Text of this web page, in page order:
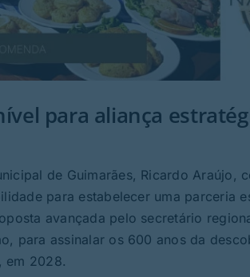
para aliança
de Guimarães, Ricardo Araújo,
para estabelecer uma parceria
avançada pelo secretário
para assinalar os 600 anos da
em 2028.